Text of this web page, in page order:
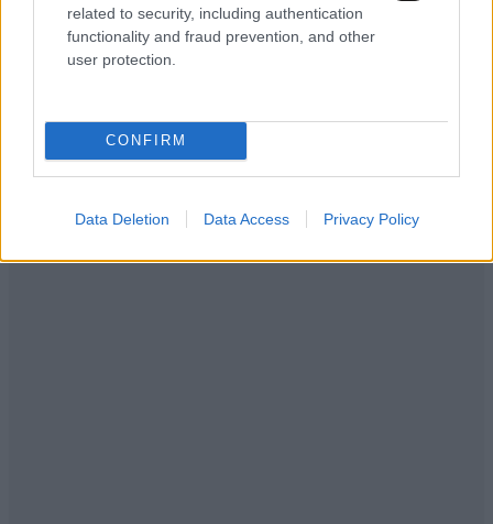
related to security, including authentication
functionality and fraud prevention, and other
user protection.
CONFIRM
Data Deletion Data Access Privacy Policy
LIFESTYLE08·08·2026 19:12
ευτυχίας δεδομένη»